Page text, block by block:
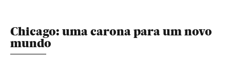
Chicago: uma carona para um novo
mundo